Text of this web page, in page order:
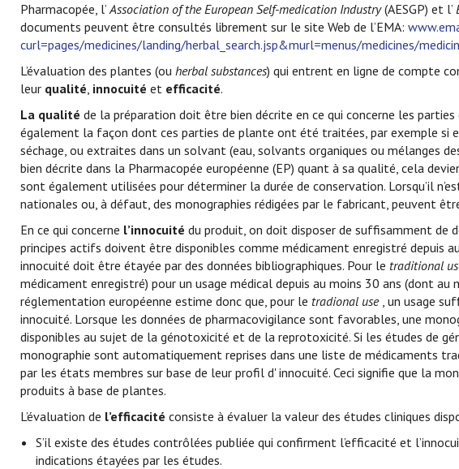
Pharmacopée, l’Association of the European Self-medication Industry(AESGP) et l’
documents peuvent être consultés librement sur le site Web de l’EMA:
curl=pages/medicines/landing/herbal_search.jsp&murl=menus/medicines/
L’évaluation des plantes (ou herbal substances) qui entrent en ligne de compte
leur qualité, innocuité et efficacité.
La qualité de la préparation doit être bien décrite en ce qui concerne les
également la façon dont ces parties de plante ont été traitées, par exemple si
séchage, ou extraites dans un solvant (eau, solvants organiques ou mélanges
bien décrite dans la Pharmacopée européenne (EP) quant à sa qualité, cela
sont également utilisées pour déterminer la durée de conservation. Lorsqu’il
nationales ou, à défaut, des monographies rédigées par le fabricant, peuvent
En ce qui concerne l’innocuité du produit, on doit disposer de suffisamment de
principes actifs doivent être disponibles comme médicament enregistré depuis
innocuité doit être étayée par des données bibliographiques. Pour le traditional
médicament enregistré) pour un usage médical depuis au moins 30 ans (dont au
réglementation européenne estime donc que, pour le tradional use, un usage
innocuité. Lorsque les données de pharmacovigilance sont favorables, une
disponibles au sujet de la génotoxicité et de la reprotoxicité. Si les études de
monographie sont automatiquement reprises dans une liste de médicaments
par les états membres sur base de leur profil d' innocuité. Ceci signifie que la
produits à base de plantes.
L’évaluation de l’efficacité consiste à évaluer la valeur des études cliniques
S’il existe des études contrôlées publiée qui confirment l’efficacité et
indications étayées par les études.